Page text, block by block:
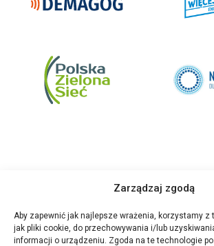
Zarządzaj zgodą
Aby zapewnić jak najlepsze wrażenia, korzystamy z
jak pliki cookie, do przechowywania i/lub
informacji o urządzeniu. Zgoda na te technologie